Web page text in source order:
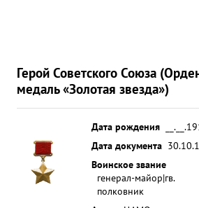
Герой Советского Союза
медаль «Золотая звезда»)
Дата рождения
Дата документа
Воинское звание
генерал-майор|гв.
полковник